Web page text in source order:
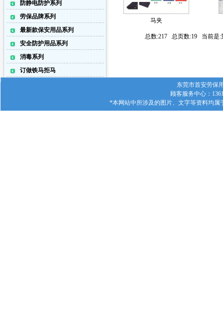
防静电防护系列
劳保品牌系列
最新款保安用品系列
安全防护用品系列
消毒系列
订做铁马拒马
马夹
总数:217 总页数:19 当前是
东莞市首安劳保
顾客服务中心：
*本网站中所涉及的图片、文字等资料均